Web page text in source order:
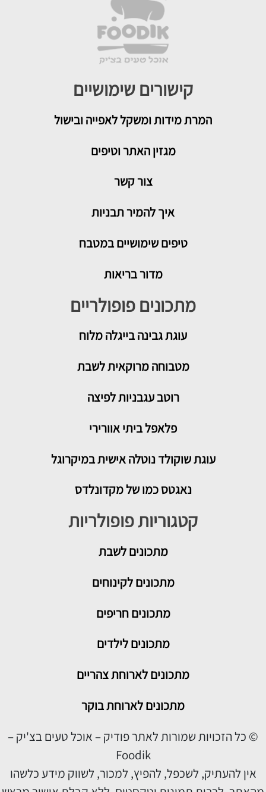
קישורים שימושיים
המרת מידות ומשקל לאפייה ובישול
מגזין האתר וטיפים
צור קשר
איך להמיר תבניות
טיפים שימושיים במטבח
מדור בריאות
מתכונים פופולריים
עוגת גבינה בייגלה מלוח
מטבוחה מרוקאית לשבת
רוטב עגבניות לפיצה
פלאפל ביתי אוורירי
עוגת שוקולד נוטלה אישית במיקרוגל
נאגטס כמו של מקדונלדס
קטגוריות פופולריות
מתכוניםלשבת
מתכונים לקינוחים
מתכונים חריפים
מתכונים לילדים
מתכונים לארוחת צהריים
מתכונים לארוחת בוקר
© כל הזכויות שמורות לאתר פודיק – אוכל טעים בצ'יק –
Foodik
אין להעתיק, לשכפל, להפיץ, למכור, לשווק מידע כלשהו